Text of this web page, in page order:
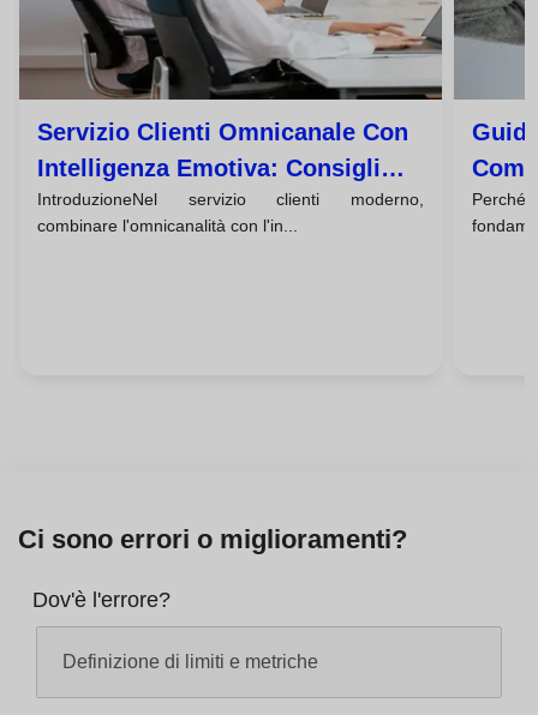
Servizio Clienti Omnicanale Con
Intelligenza Emotiva: Consigli
Chiave
IntroduzioneNel servizio clienti moderno,
combinare l'omnicanalità con l'in...
Ci sono errori o miglioramenti?
Dov'è l'errore?